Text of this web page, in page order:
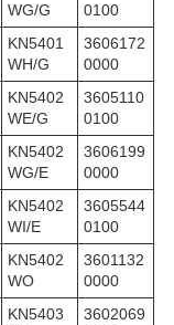
WG/G
0100
KN5401
WH/G
3606172
0000
KN5402
WE/G
3605110
0100
KN5402
WG/E
3606199
0000
KN5402
WI/E
3605544
0100
KN5402
WO
3601132
0000
KN5403
3602069